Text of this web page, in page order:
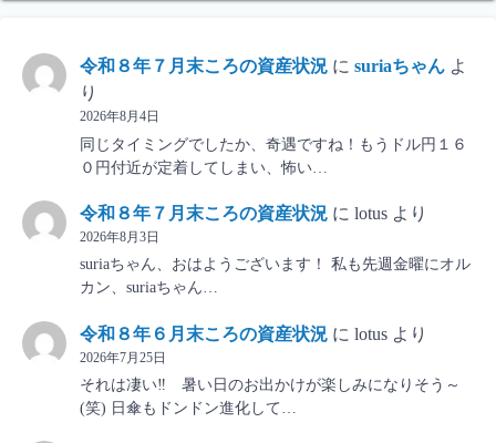
令和８年７月末ころの資産状況 に suriaちゃん よ
り
2026年8月4日
同じタイミングでしたか、奇遇ですね！もうドル円１６
０円付近が定着してしまい、怖い…
令和８年７月末ころの資産状況 に lotus より
2026年8月3日
suriaちゃん、おはようございます！ 私も先週金曜にオル
カン、suriaちゃん…
令和８年６月末ころの資産状況 に lotus より
2026年7月25日
それは凄い‼ 暑い日のお出かけが楽しみになりそう～
(笑) 日傘もドンドン進化して…